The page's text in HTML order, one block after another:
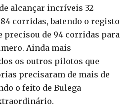
alcançar incríveis 32
corridas, batendo o registo
precisou de 94 corridas para
Ainda mais
os outros pilotos que
precisaram de mais de
o feito de Bulega